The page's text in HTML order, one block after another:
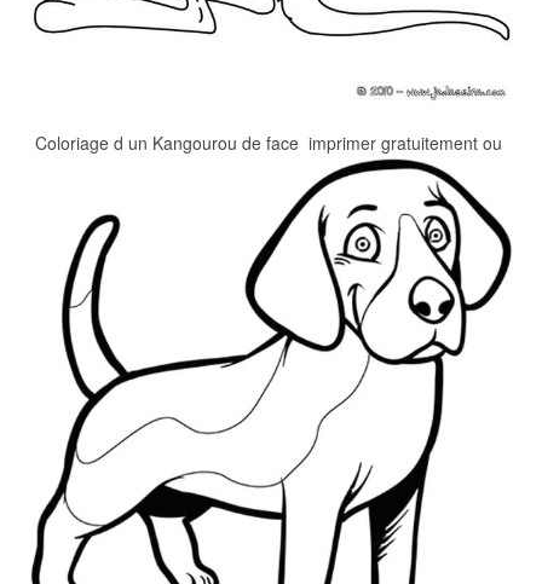
Coloriage d un Kangourou de face  imprimer gratuitement ou